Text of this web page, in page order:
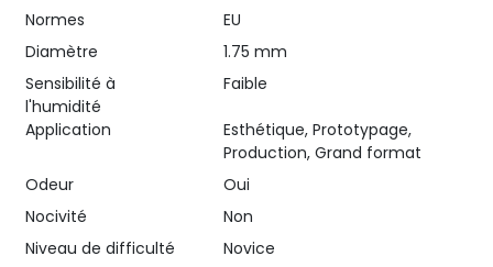
Normes
EU
Diamètre
1.75 mm
Sensibilité à
l'humidité
Faible
Application
Esthétique, Prototypage,
Production, Grand format
Odeur
Oui
Nocivité
Non
Niveau de difficulté
Novice